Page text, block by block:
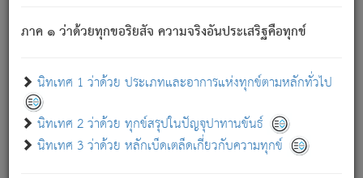
ภาค ๑ ว่าด้วยทุกขอริยสัจ ความจริงอันประเสริฐคือทุกข์
นิทเทศ 1 ว่าด้วย ประเภทและอาการแห่งทุกข์ตามหลักทั่วไป
นิทเทศ 2 ว่าด้วย ทุกข์สรุปในปัญจุปาทานขันธ์
นิทเทศ 3 ว่าด้วย หลักเบ็ดเตล็ดเกี่ยวกับความทุกข์
ภพ ว่ามีได้เพราะวิภพ[2]: เรากล่าวว่า สมณะหรือพราหมณ์ทั้ง
ปวงนั้น ก็ยังสลัดภพออกไปไม่ได้.
ก็ทุกข์นี้มีขึ้น เพราะอาศัยซึ่งอุปธิทั้งปวง.
เพราะความสิ้นไปแห่งอุปาทานทั้งปวง ความเกิดขึ้นแห่ง
ทุกข์จึงไม่มี.
ท่านจงดูโลกนี้เถิด (จะเห็นว่า) สัตว์ทั้งหลายอันอวิชาหนา
แน่นบังหนาแล้ว; และว่า สัตว์ผู้ยินดีในภพอันเป็นแล้วนั้น ย่อม